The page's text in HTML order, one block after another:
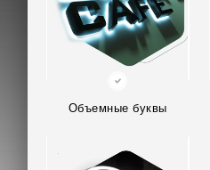
Объемные буквы